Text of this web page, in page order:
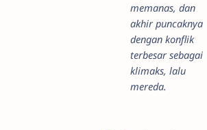
memanas, dan
akhir puncaknya
dengan konflik
terbesar sebagai
klimaks, lalu
mereda.